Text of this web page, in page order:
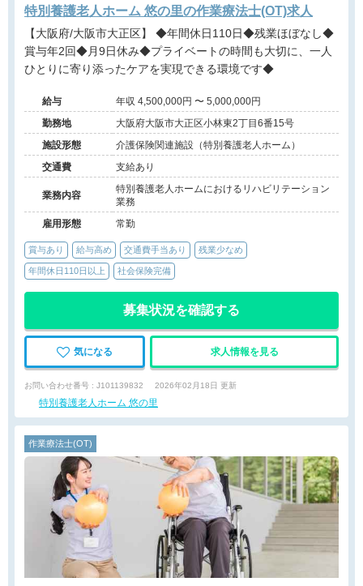
特別養護老人ホーム 悠の里の作業療法士(OT)求人
【大阪府/大阪市大正区】 ◆年間休日110日◆残業ほぼなし◆
賞与年2回◆月9日休み◆プライベートの時間も大切に、一人
ひとりに寄り添ったケアを実現できる環境です◆
給与
年収 4,500,000円 〜 5,000,000円
勤務地
大阪府大阪市大正区小林東2丁目6番15号
施設形態
介護保険関連施設（特別養護老人ホーム）
交通費
支給あり
業務内容
特別養護老人ホームにおけるリハビリテーション
業務
雇用形態
常勤
賞与あり 給与高め 交通費手当あり 残業少なめ
年間休日110日以上 社会保険完備
募集状況を確認する
気になる 求人情報を見る
お問い合わせ番号 : J101139832 2026年02月18日 更新
特別養護老人ホーム 悠の里
作業療法士(OT)